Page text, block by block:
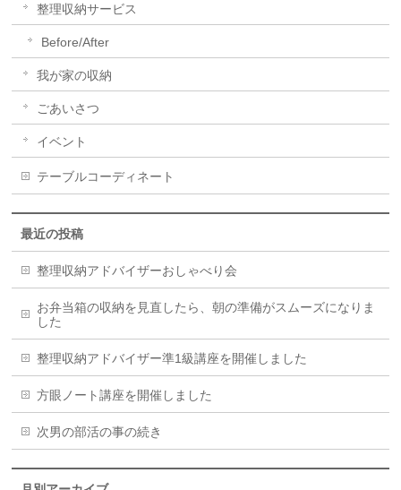
整理収納サービス
Before/After
我が家の収納
ごあいさつ
イベント
テーブルコーディネート
最近の投稿
整理収納アドバイザーおしゃべり会
お弁当箱の収納を見直したら、朝の準備がスムーズになりま
した
整理収納アドバイザー準1級講座を開催しました
方眼ノート講座を開催しました
次男の部活の事の続き